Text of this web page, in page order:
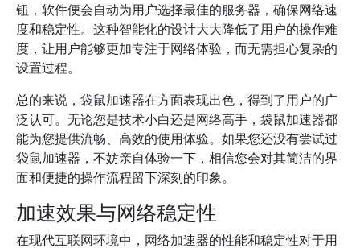
钮，软件便会自动为用户选择最佳的服务器，确保网络速
度和稳定性。这种智能化的设计大大降低了用户的操作难
度，让用户能够更加专注于网络体验，而无需担心复杂的
设置过程。
总的来说，袋鼠加速器在方面表现出色，得到了用户的广
泛认可。无论您是技术小白还是网络高手，袋鼠加速器都
能为您提供流畅、高效的使用体验。如果您还没有尝试过
袋鼠加速器，不妨亲自体验一下，相信您会对其简洁的界
面和便捷的操作流程留下深刻的印象。
加速效果与网络稳定性
在现代互联网环境中，网络加速器的性能和稳定性对于用